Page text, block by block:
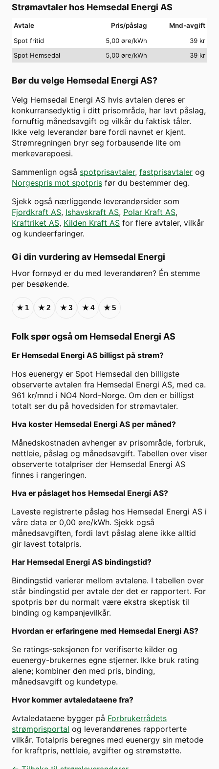
Strømavtaler hos Hemsedal Energi AS
Avtale Pris/påslag
Mnd-avgift
Spot fritid
5,00 øre/kWh 39 kr
Spot Hemsedal
5,00 øre/kWh 39 kr
Bør du velge Hemsedal Energi AS?
Velg Hemsedal Energi AS hvis avtalen deres er
konkurransedyktig i ditt prisområde, har lavt påslag,
fornuftig månedsavgift og vilkår du faktisk tåler.
Ikke velg leverandør bare fordi navnet er kjent.
Strømregningen bryr seg forbausende lite om
merkevarepoesi.
Sammenlign også spotprisavtaler, fastprisavtaler og
Norgespris mot spotpris før du bestemmer deg.
Sjekk også nærliggende leverandørsider som
Fjordkraft AS, Ishavskraft AS, Polar Kraft AS,
Kraftriket AS, Kilden Kraft AS for flere avtaler, vilkår
og kundeerfaringer.
Gi din vurdering av Hemsedal Energi
Hvor fornøyd er du med leverandøren? Én stemme
per besøkende.
★ 1 ★2 ★3 ★4 ★5
Folk spør også om Hemsedal Energi AS
Er Hemsedal Energi AS billigst på strøm?
Hos euenergy er Spot Hemsedal den billigste
observerte avtalen fra Hemsedal Energi AS, med ca.
961 kr/mnd i NO4 Nord-Norge. Om den er billigst
totalt ser du på hovedsiden for strømavtaler.
Hva koster Hemsedal Energi AS per måned?
Månedskostnaden avhenger av prisområde, forbruk,
nettleie, påslag og månedsavgift. Tabellen over viser
observerte totalpriser der Hemsedal Energi AS
finnes i rangeringen.
Hva er påslaget hos Hemsedal Energi AS?
Laveste registrerte påslag hos Hemsedal Energi AS i
våre data er 0,00 øre/kWh. Sjekk også
månedsavgiften, fordi lavt påslag alene ikke alltid
gir lavest totalpris.
Har Hemsedal Energi AS bindingstid?
Bindingstid varierer mellom avtalene. I tabellen over
står bindingstid per avtale der det er rapportert. For
spotpris bør du normalt være ekstra skeptisk til
binding og kampanjevilkår.
Hvordan er erfaringene med Hemsedal Energi AS?
Se ratings-seksjonen for verifiserte kilder og
euenergy-brukernes egne stjerner. Ikke bruk rating
alene; kombiner den med pris, binding,
månedsavgift og kundetype.
Hvor kommer avtaledataene fra?
Avtaledataene bygger på Forbrukerrådets
strømprisportal og leverandørenes rapporterte
vilkår. Totalpris beregnes med euenergy sin metode
for kraftpris, nettleie, avgifter og strømstøtte.